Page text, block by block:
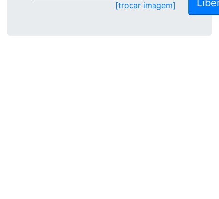
[trocar imagem]